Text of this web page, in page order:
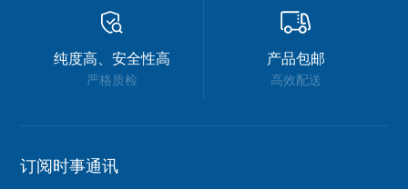
纯度高、安全性高
严格质检
产品包邮
高效配送
订阅时事通讯